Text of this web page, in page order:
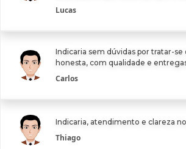
Lucas
Indicaria sem dúvidas por tratar-se
honesta, com qualidade e
Carlos
Indicaria, atendimento e clareza
Thiago